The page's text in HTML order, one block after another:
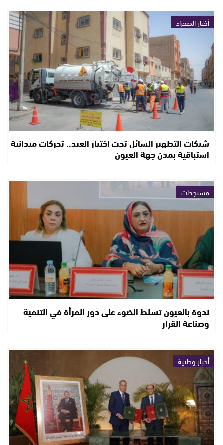
أخبار الصحراء
شبكات التطهير السائل تحت اختبار العيد.. تحركات ميدانية
استباقية بمدن جهة العيون
مستجدات
ندوة بالعيون تسلط الضوء على دور المرأة في التنمية
وصناعة القرار
أخبار وطنية